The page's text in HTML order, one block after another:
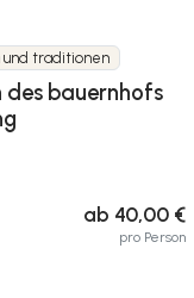
traditionen
des bauernhofs
ab 40,00 €
pro Person